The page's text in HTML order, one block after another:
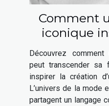
Comment
iconique
parfum
Découvrez
peut transcender sa
inspirer la création
L’univers de la mode
partagent un langage